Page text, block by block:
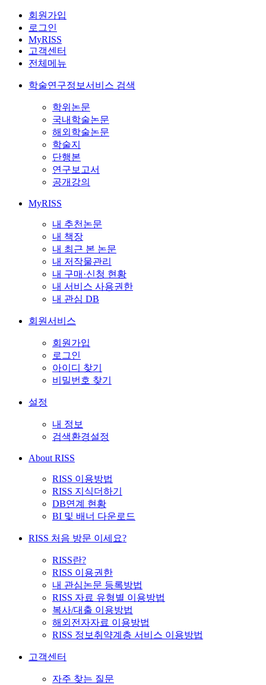
회원가입
로그인
MyRISS
고객센터
전체메뉴
학술연구정보서비스 검색
학위논문
국내학술논문
해외학술논문
학술지
단행본
연구보고서
공개강의
MyRISS
내 추천논문
내 책장
내 최근 본 논문
내 저작물관리
내 구매·신청 현황
내 서비스 사용권한
내 관심 DB
회원서비스
회원가입
로그인
아이디 찾기
비밀번호 찾기
설정
내 정보
검색환경설정
About RISS
RISS 이용방법
RISS 지식더하기
DB연계 현황
BI 및 배너 다운로드
RISS 처음 방문 이세요?
RISS란?
RISS 이용권한
내 관심논문 등록방법
RISS 자료 유형별 이용방법
복사/대출 이용방법
해외전자자료 이용방법
RISS 정보취약계층 서비스 이용방법
고객센터
자주 찾는 질문